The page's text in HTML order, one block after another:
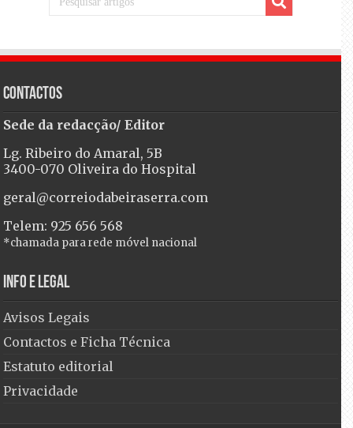
Contactos
Sede da redacção/ Editor
Lg. Ribeiro do Amaral, 5B
3400-070 Oliveira do Hospital
geral@correiodabeiraserra.com
Telem: 925 656 568
*chamada para rede móvel nacional
Info e Legal
Avisos Legais
Contactos e Ficha Técnica
Estatuto editorial
Privacidade